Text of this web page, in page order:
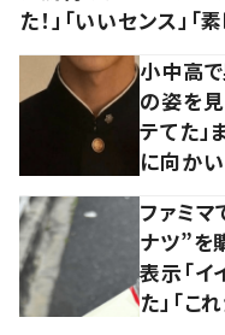
た！」「いいセンス」「
小中高
の姿を
テてた」
に向かい
ファミ
ナツ”を
表示「イ
た」「こ